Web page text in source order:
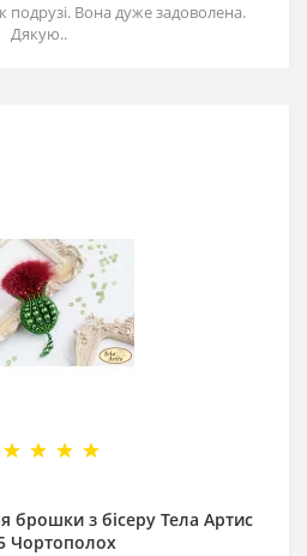
подрузі. Вона дуже задоволена.
Дякую..
брошки з бісеру Тела Артис
Чортополох